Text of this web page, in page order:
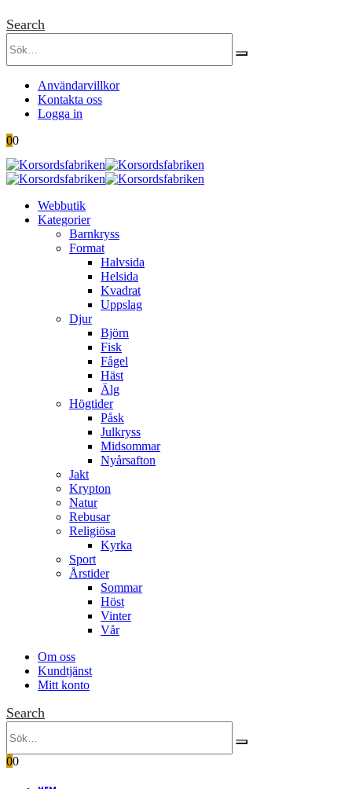
Search
Användarvillkor
Kontakta oss
Logga in
00
Webbutik
Kategorier
Barnkryss
Format
Halvsida
Helsida
Kvadrat
Uppslag
Djur
Björn
Fisk
Fågel
Häst
Älg
Högtider
Påsk
Julkryss
Midsommar
Nyårsafton
Jakt
Krypton
Natur
Rebusar
Religiösa
Kyrka
Sport
Årstider
Sommar
Höst
Vinter
Vår
Om oss
Kundtjänst
Mitt konto
Search
00